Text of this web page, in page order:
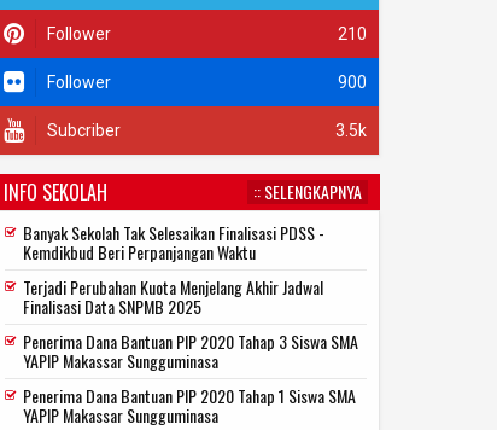
210
Follower
900
Follower
3.5k
Subcriber
INFO SEKOLAH
:: SELENGKAPNYA
Banyak Sekolah Tak Selesaikan Finalisasi PDSS -
Kemdikbud Beri Perpanjangan Waktu
Terjadi Perubahan Kuota Menjelang Akhir Jadwal
Finalisasi Data SNPMB 2025
Penerima Dana Bantuan PIP 2020 Tahap 3 Siswa SMA
YAPIP Makassar Sungguminasa
Penerima Dana Bantuan PIP 2020 Tahap 1 Siswa SMA
YAPIP Makassar Sungguminasa